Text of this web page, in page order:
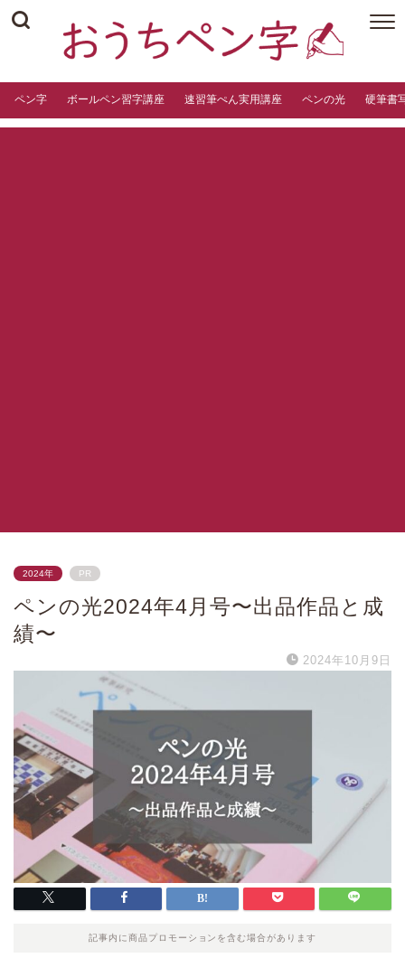
ペン字 ボールペン習字講座 速習筆ぺん実用講座 ペンの光 硬筆書
2024年 PR
ペンの光2024年4月号〜出品作品と成
績〜
2024年10月9日
記事内に商品プロモーションを含む場合があります